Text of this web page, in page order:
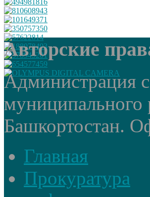
Авторские
Администрация
муниципального
Башкортостан.
Главная
Прокуратура